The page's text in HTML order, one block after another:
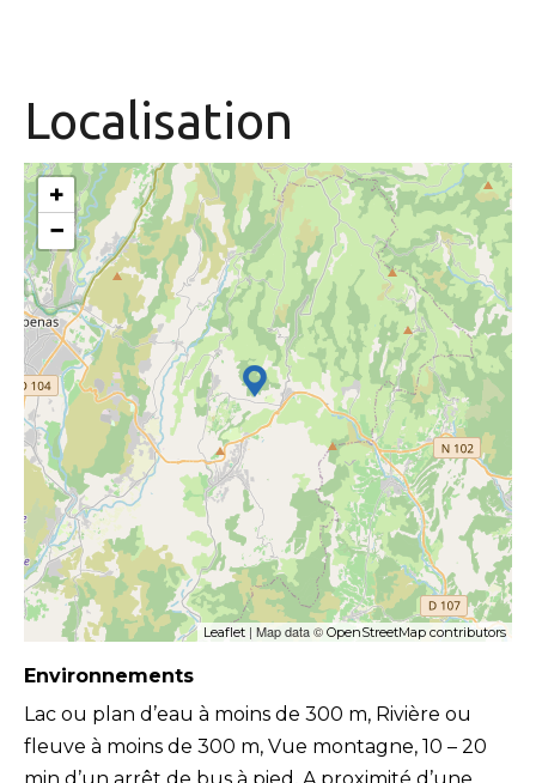
Localisation
+
−
Leaflet | Map data © OpenStreetMap contributors
Environnements
Lac ou plan d’eau à moins de 300 m, Rivière ou
fleuve à moins de 300 m, Vue montagne, 10 – 20